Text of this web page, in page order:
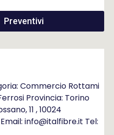
Preventivi
Commercio Rottami
Provincia: Torino
11 , 10024
info@italfibre.it Tel: